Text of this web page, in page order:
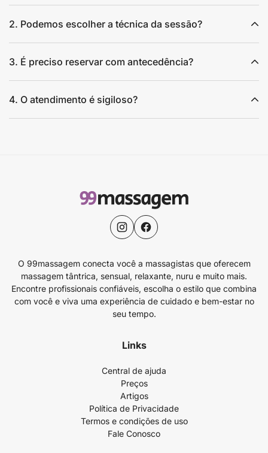
2. Podemos escolher a técnica da sessão?
3. É preciso reservar com antecedência?
4. O atendimento é sigiloso?
O 99massagem conecta você a massagistas que oferecem
massagem tântrica, sensual, relaxante, nuru e muito mais.
Encontre profissionais confiáveis, escolha o estilo que combina
com você e viva uma experiência de cuidado e bem-estar no
seu tempo.
Links
Central de ajuda
Preços
Artigos
Política de Privacidade
Termos e condições de uso
Fale Conosco